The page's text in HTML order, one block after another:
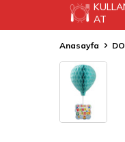
AT
Anasayfa